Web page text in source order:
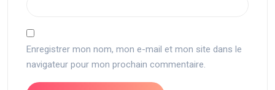
Enregistrer mon nom, mon e-mail et mon site dans le
navigateur pour mon prochain commentaire.